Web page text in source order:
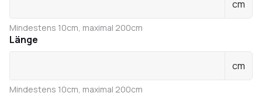
cm
Mindestens 10cm, maximal 200cm
Länge
cm
Mindestens 10cm, maximal 200cm